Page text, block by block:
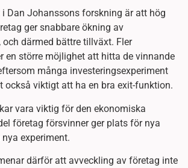
i Dan Johanssons forskning är att hög
ger snabbare ökning av
därmed bättre tillväxt. Fler
en större möjlighet att hitta de vinnande
många investeringsexperiment
också viktigt att ha en bra exit-funktion.
vara viktig för den ekonomiska
företag försvinner ger plats för nya
experiment.
därför att avveckling av företag inte